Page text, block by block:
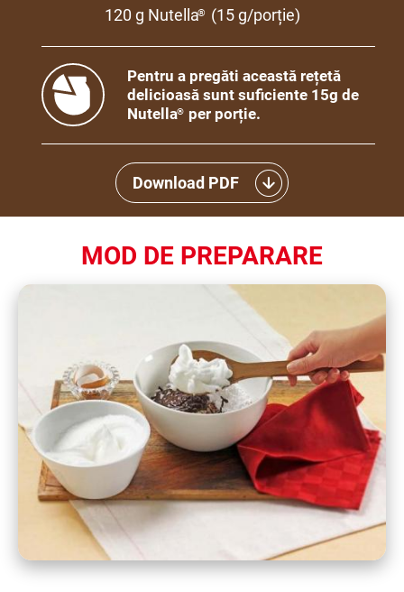
120 g Nutella® (15 g/porție)
Pentru a pregăti această rețetă
delicioasă sunt suficiente 15g de
Nutella® per porție.
Download PDF
MOD DE PREPARARE